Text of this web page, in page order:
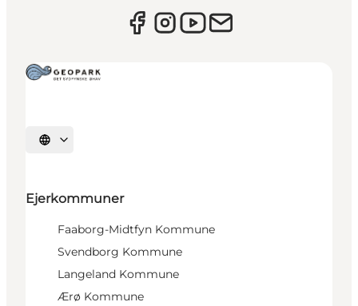
Vælg sprog
Ejerkommuner
Faaborg-Midtfyn Kommune
Svendborg Kommune
Langeland Kommune
Ærø Kommune